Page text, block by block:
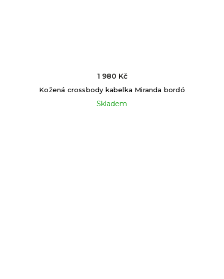
Kožená crossbody kabelka Miranda bordó
Skladem
1 980 Kč